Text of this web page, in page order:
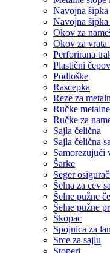
Navojna šipka
Navojna šipka
Okov za
Okov za vrata
Perforirana
Plastični
Podloške
Rascepka
Reze za
Ručke metalne
Ručke za
Sajla čelična
Sajla čelična
Samorezujući
Šarke
Seger
Šelna za cev
Šelne pužne
Šelne pužne
Škopac
Spojnica za
Srce za sajlu
Stoperi